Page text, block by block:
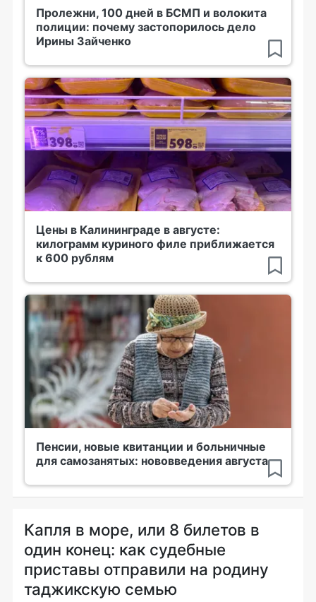
Пролежни, 100 дней в БСМП и волокита
полиции: почему застопорилось дело
Ирины Зайченко
Цены в Калининграде в августе:
килограмм куриного филе приближается
к 600 рублям
Пенсии, новые квитанции и больничные
для самозанятых: нововведения августа
Капля в море, или 8 билетов в
один конец: как судебные
приставы отправили на родину
таджикскую семью